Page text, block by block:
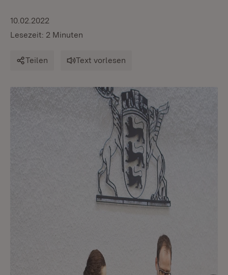
10.02.2022
Lesezeit: 2 Minuten
Teilen Text vorlesen